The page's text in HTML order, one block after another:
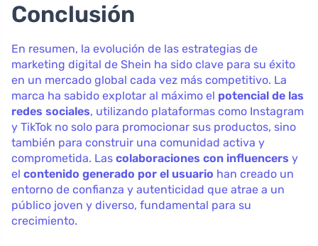
Conclusión
En resumen, la evolución de las estrategias de
marketing digital de Shein ha sido clave para su éxito
en un mercado global cada vez más competitivo. La
marca ha sabido explotar al máximo el potencial de las
redes sociales, utilizando plataformas como Instagram
y TikTok no solo para promocionar sus productos, sino
también para construir una comunidad activa y
comprometida. Las colaboraciones con influencers y
el contenido generado por el usuario han creado un
entorno de confianza y autenticidad que atrae a un
público joven y diverso, fundamental para su
crecimiento.